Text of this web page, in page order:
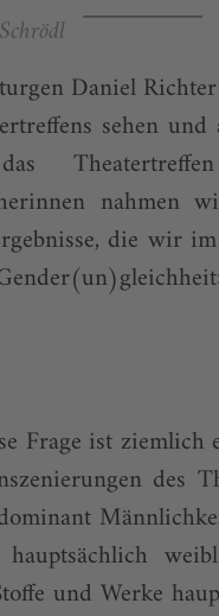
Daniel
sehen
nahmen
die wir
Frage ist ziemlich
des
und Werke